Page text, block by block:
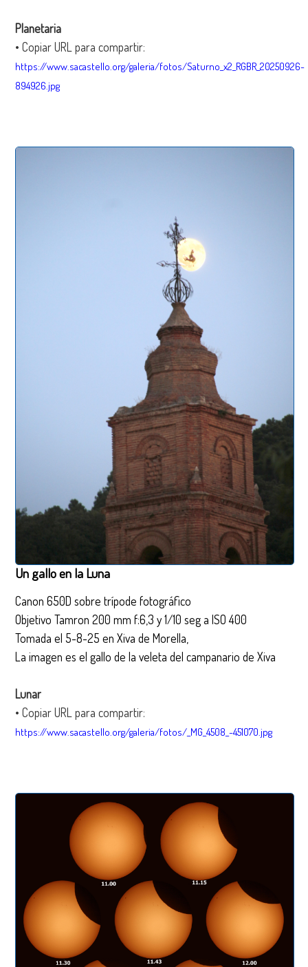
Planetaria
• Copiar URL para compartir:
https://www.sacastello.org/galeria/fotos/Saturno_x2_RGBR_20250926-
894926.jpg
Un gallo en la Luna
Canon 650D sobre trípode fotográfico
Objetivo Tamron 200 mm f:6,3 y 1/10 seg a ISO 400
Tomada el 5-8-25 en Xiva de Morella,
La imagen es el gallo de la veleta del campanario de Xiva
Lunar
• Copiar URL para compartir:
https://www.sacastello.org/galeria/fotos/_MG_4508_-451070.jpg